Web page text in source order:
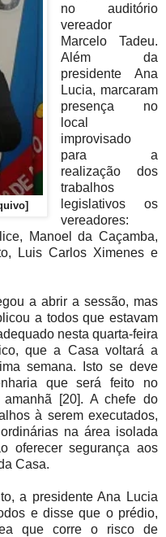
no auditório
vereador
Marcelo Tadeu.
Além da
presidente Ana
Lucia, marcaram
presença no
local
improvisado
para a
realização dos
trabalhos
legislativos os
vereadores:
Manoel da Caçamba,
Luis Carlos Ximenes e
a abrir a sessão, mas
a todos que estavam
nesta quarta-feira
que a Casa voltará a
semana. Isto se deve
que será feito no
[20]. A chefe do
à serem executados,
na área isolada
oferecer segurança aos
Casa.
a presidente Ana Lucia
e disse que o prédio,
que corre o risco de